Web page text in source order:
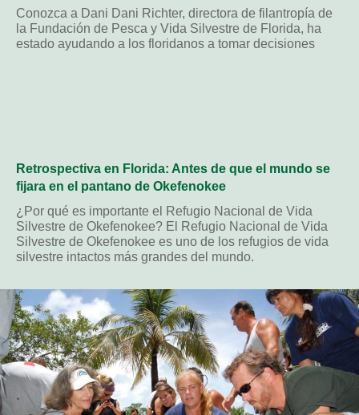
Conozca a Dani Dani Richter, directora de filantropía de
la Fundación de Pesca y Vida Silvestre de Florida, ha
estado ayudando a los floridanos a tomar decisiones
Retrospectiva en Florida: Antes de que el mundo se
fijara en el pantano de Okefenokee
¿Por qué es importante el Refugio Nacional de Vida
Silvestre de Okefenokee? El Refugio Nacional de Vida
Silvestre de Okefenokee es uno de los refugios de vida
silvestre intactos más grandes del mundo.